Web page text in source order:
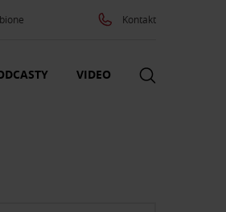
Kontakt
VIDEO